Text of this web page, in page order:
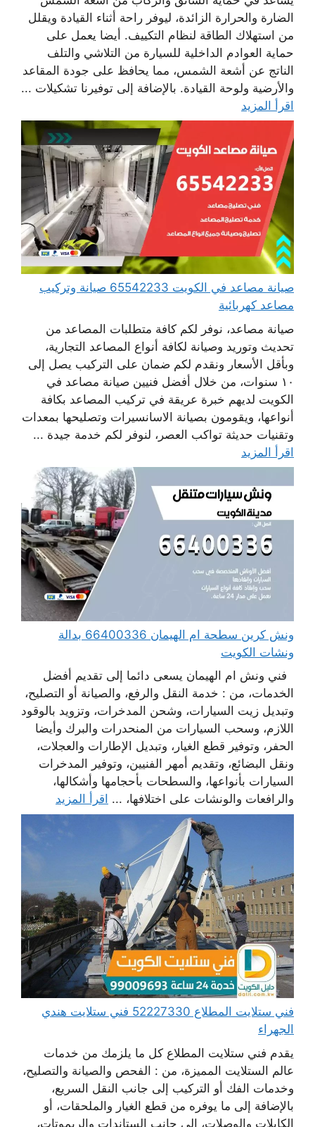
الضارة والحرارة الزائدة، ليوفر راحة أثناء القيادة ويقلل
من استهلاك الطاقة لنظام التكييف. أيضا يعمل على
حماية العوادم الداخلية للسيارة من التلاشي والتلف
الناتج عن أشعة الشمس، مما يحافظ على جودة المقاعد
والأرضية ولوحة القيادة. بالإضافة إلى توفيرنا تشكيلات ...
اقرأ المزيد
صيانة مصاعد في الكويت 65542233 صيانة وتركيب
مصاعد كهربائية
صيانة مصاعد، نوفر لكم كافة متطلبات المصاعد من
تحديث وتوريد وصيانة لكافة أنواع المصاعد التجارية،
وبأقل الأسعار ونقدم لكم ضمان على التركيب يصل إلى
١٠ سنوات، من خلال أفضل فنيين صيانة مصاعد في
الكويت لديهم خبرة عريقة في تركيب المصاعد بكافة
أنواعها، ويقومون بصيانة الاسانسيرات وتصليحها بمعدات
وتقنيات حديثة تواكب العصر، لنوفر لكم خدمة جيدة ...
اقرأ المزيد
ونش كرين سطحة ام الهيمان 66400336 بدالة
ونشات الكويت
فني ونش ام الهيمان يسعى دائما إلى تقديم أفضل
الخدمات، من : خدمة النقل والرفع، والصيانة أو التصليح،
وتبديل زيت السيارات، وشحن المدخرات، وتزويد بالوقود
اللازم، وسحب السيارات من المنحدرات والبرك وأيضا
الحفر، وتوفير قطع الغيار، وتبديل الإطارات والعجلات،
ونقل البضائع، وتقديم أمهر الفنيين، وتوفير المدخرات
السيارات بأنواعها، والسطحات بأحجامها وأشكالها،
والرافعات والونشات على اختلافها، ... اقرأ المزيد
فني ستلايت المطلاع 52227330 فني ستلايت هندي
الجهراء
يقدم فني ستلايت المطلاع كل ما يلزمك من خدمات
عالم الستلايت المميزة، من : الفحص والصيانة والتصليح،
وخدمات الفك أو التركيب إلى جانب النقل السريع،
بالإضافة إلى ما يوفره من قطع الغيار والملحقات، أو
الكابلات والوصلات، إلى جانب الستاندات والريموتات،